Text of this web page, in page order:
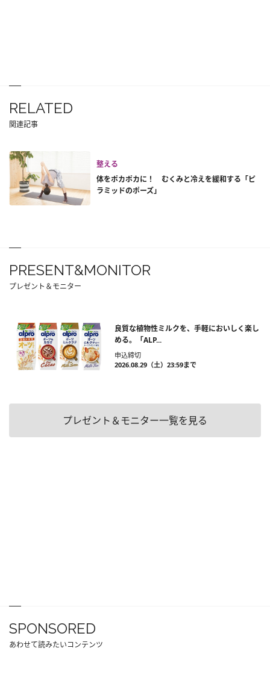
RELATED
関連記事
整える
体をポカポカに！ むくみと冷えを緩和する「ピ
ラミッドのポーズ」
PRESENT&MONITOR
プレゼント＆モニター
良質な植物性ミルクを、手軽においしく楽し
める。「ALP...
申込締切
2026.08.29（土）23:59まで
プレゼント＆モニター一覧を見る
SPONSORED
あわせて読みたいコンテンツ